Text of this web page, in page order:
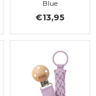
Blue
€13,95